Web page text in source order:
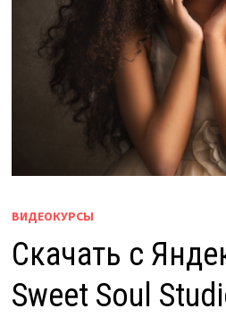
ВИДЕОКУРСЫ
Скачать с
Sweet Soul